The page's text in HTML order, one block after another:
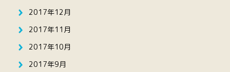
2017年12月
2017年11月
2017年10月
2017年9月